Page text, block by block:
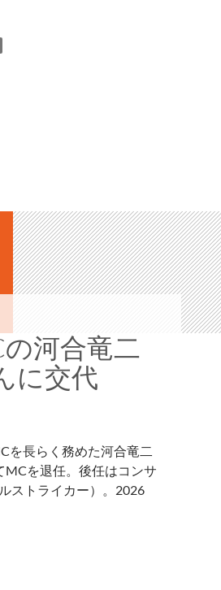
の河合竜二
に交代
を長らく務めた河合竜二
MCを退任。後任はコンサ
ストライカー）。2026